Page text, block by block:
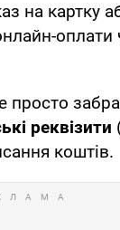
на картку
просто
реквізити
коштів.